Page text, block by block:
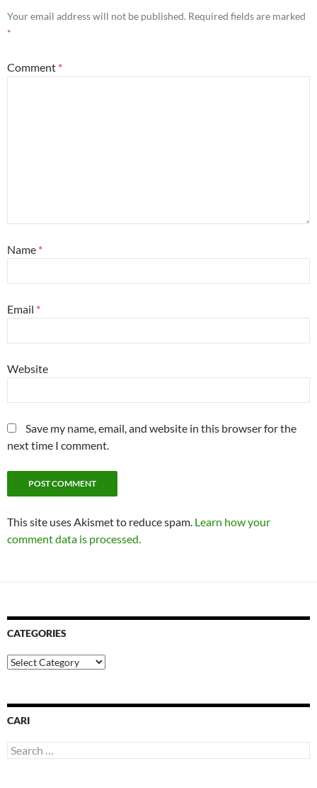
Your email address will not be published. Required fields are marked
*
Comment *
Name *
Email *
Website
Save my name, email, and website in this browser for the
next time I comment.
This site uses Akismet to reduce spam. Learn how your
comment data is processed.
CATEGORIES
Categories
CARI
Search
for: